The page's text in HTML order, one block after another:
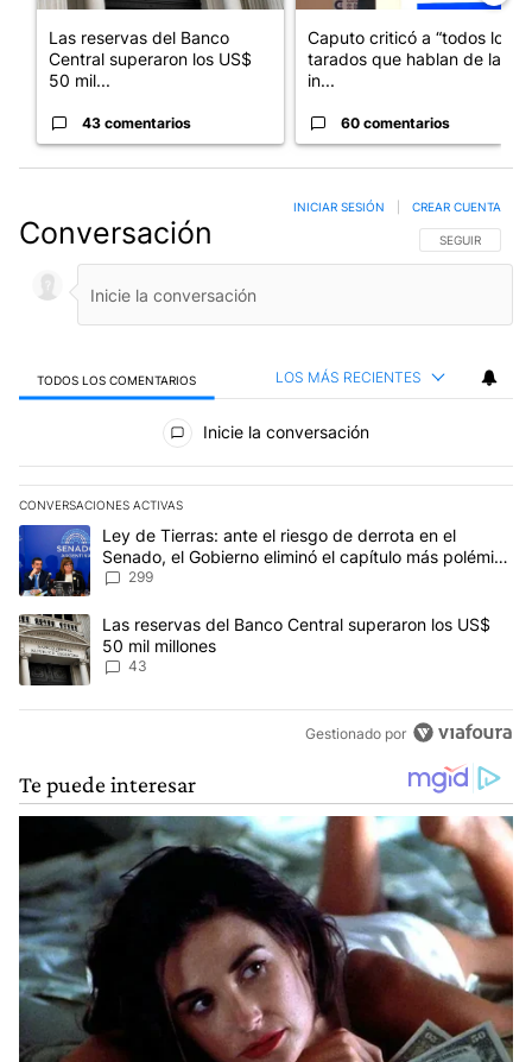
Las reservas del Banco
Central superaron los US$
50 mil...
43 comentarios
Caputo criticó a “todos los
tarados que hablan de la
in...
60 comentarios
Conversación SIGA ESTA
SEGUIR
INICIAR SESIÓN CREAR CUENTA
TODOS LOS COMENTARIOS LOS MÁS RECIENTES
Todos los comentarios
Inicie la conversación
CONVERSACIONES ACTIVAS
Este listado muestra los artículos con más comentarios en los
Un artículo de tendencia con el título "Ley de Tierras: ante el
Ley de Tierras: ante el riesgo de derrota en el
Senado, el Gobierno eliminó el capítulo más polémico
del proyecto
299
Un artículo de tendencia con el título "Las reservas del Banco
Las reservas del Banco Central superaron los US$
50 mil millones
43
Gestionado por